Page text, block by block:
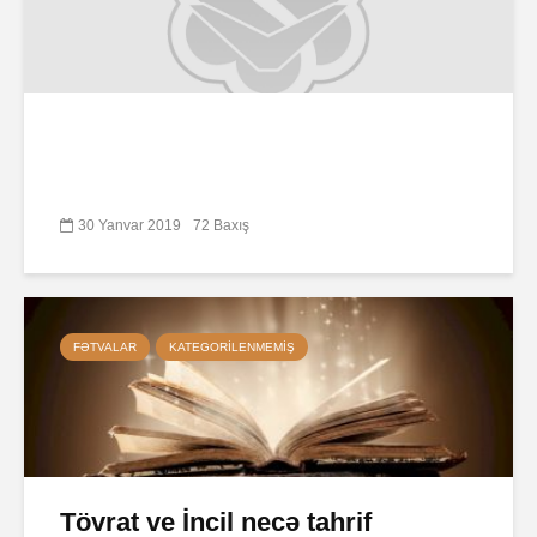
30 Yanvar 2019 72 Baxış
FƏTVALAR KATEGORILENMEMIŞ
Tövrat ve İncil necə tahrif